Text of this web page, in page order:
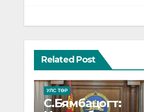
Related Post
УЛС ТӨР
С.Бямбацогт: